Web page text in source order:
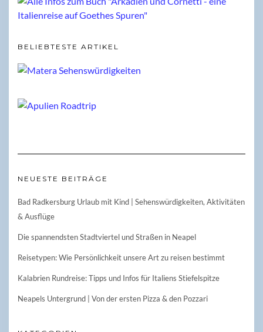
BELIEBTESTE ARTIKEL
NEUESTE BEITRÄGE
Bad Radkersburg Urlaub mit Kind | Sehenswürdigkeiten, Aktivitäten
& Ausflüge
Die spannendsten Stadtviertel und Straßen in Neapel
Reisetypen: Wie Persönlichkeit unsere Art zu reisen bestimmt
Kalabrien Rundreise: Tipps und Infos für Italiens Stiefelspitze
Neapels Untergrund | Von der ersten Pizza & den Pozzari